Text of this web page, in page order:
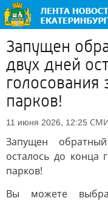
Запущен
двух дней
голосования
парков!
11 июня 2026, 12:25
Запущен
осталось до конца
парков!
Вы можете